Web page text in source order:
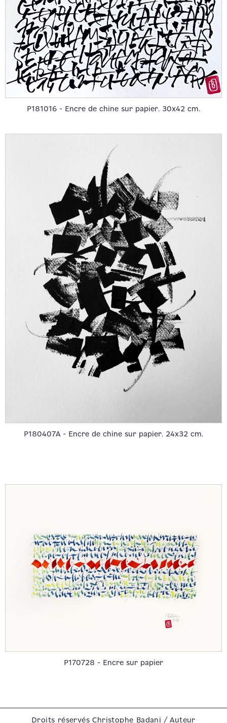
P181016 - Encre de chine sur papier. 30x42 cm.
P180407A - Encre de chine sur papier. 24x32 cm.
P170728 - Encre sur papier
Droits réservés Christophe Badani / Auteur